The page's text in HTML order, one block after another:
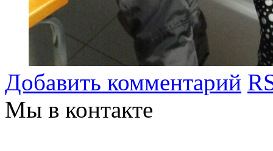
Добавить комментарий
Мы в контакте